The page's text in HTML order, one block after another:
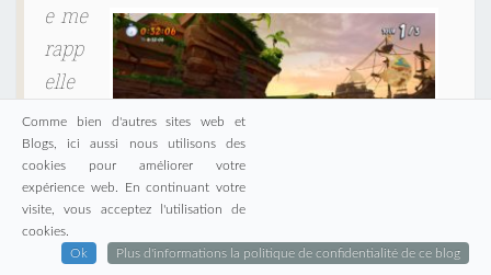
CTR – PS4, première course
e me
rapp
elle
des
parti
es
folle
s de
Comme bien d'autres sites web et
Blogs, ici aussi nous utilisons des
cookies pour améliorer votre
expérience web. En continuant votre
visite, vous acceptez l'utilisation de
cookies.
Ok
Plus d'informations la politique de confidentialité de ce blog